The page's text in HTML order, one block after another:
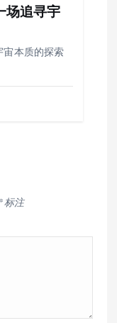
场追寻宇
宙本质的探索
*标注